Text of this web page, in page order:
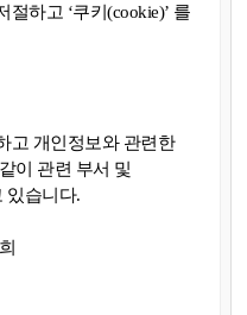
하고 ‘쿠키(cookie)’ 를
고 개인정보와 관련한
이 관련 부서 및
있습니다.